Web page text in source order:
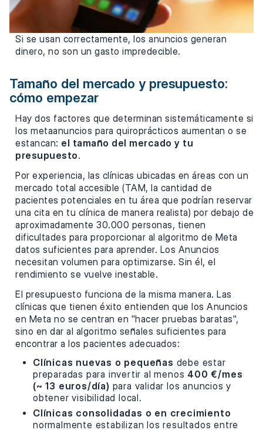
Si se usan correctamente, los anuncios generan
dinero, no son un gasto impredecible.
Tamaño del mercado y presupuesto:
cómo empezar
Hay dos factores que determinan sistemáticamente si
los metaanuncios para quiroprácticos aumentan o se
estancan: el tamaño del mercado y tu
presupuesto.
Por experiencia, las clínicas ubicadas en áreas con un
mercado total accesible (TAM, la cantidad de
pacientes potenciales en tu área que podrían reservar
una cita en tu clínica de manera realista) por debajo de
aproximadamente 30.000 personas, tienen
dificultades para proporcionar al algoritmo de Meta
datos suficientes para aprender. Los Anuncios
necesitan volumen para optimizarse. Sin él, el
rendimiento se vuelve inestable.
El presupuesto funciona de la misma manera. Las
clínicas que tienen éxito entienden que los Anuncios
en Meta no se centran en "hacer pruebas baratas",
sino en dar al algoritmo señales suficientes para
encontrar a los pacientes adecuados:
Clínicas nuevas o pequeñas debe estar
preparadas para invertir al menos 400 €/mes
(~ 13 euros/día) para validar los anuncios y
obtener visibilidad local.
Clínicas consolidadas o en crecimiento
normalmente estabilizan los resultados entre